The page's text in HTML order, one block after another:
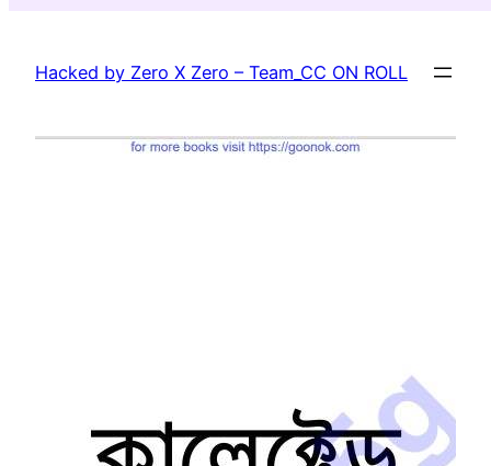
content
Hacked by Zero X Zero – Team_CC ON ROLL